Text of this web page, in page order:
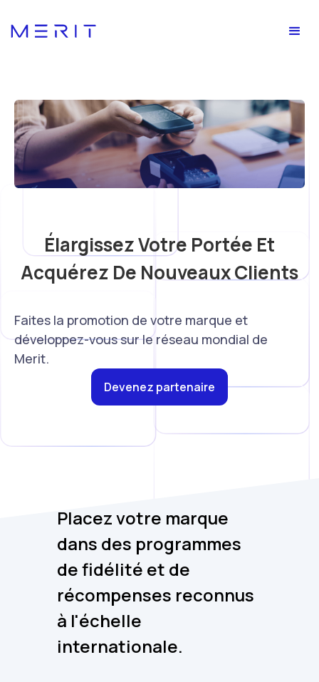
Élargissez Votre Portée Et
Acquérez De Nouveaux Clients
Faites la promotion de votre marque et
développez-vous sur le réseau mondial de
Merit.
Devenez partenaire
Placez votre marque
dans des programmes
de fidélité et de
récompenses reconnus
à l'échelle
internationale.